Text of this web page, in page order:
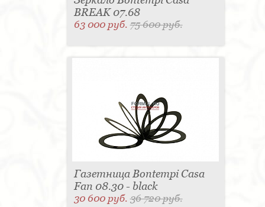
BREAK 07.68
63 000 руб.75 600 руб.
Газетница Bontempi Casa
Fan 08.30 - black
30 600 руб.36 720 руб.